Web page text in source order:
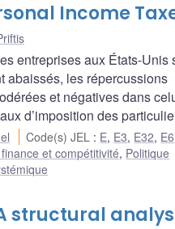
Income
entreprises aux États-Unis
abaissés, les répercussions
et négatives dans
d’imposition des
Code(s) JEL : E, E3, E32, E6
et compétitivité, Politique
structural